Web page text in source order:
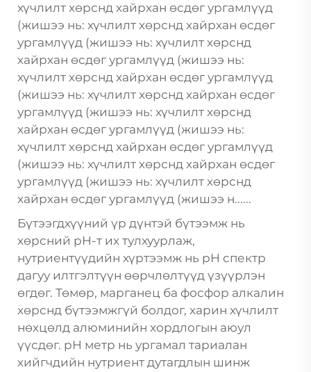
хүчлилт хөрснд хайрхан өсдөг ургамлүүд
(жишээ нь: хүчлилт хөрснд хайрхан өсдөг
ургамлүүд (жишээ нь: хүчлилт хөрснд
хайрхан өсдөг ургамлүүд (жишээ нь:
хүчлилт хөрснд хайрхан өсдөг ургамлүүд
(жишээ нь: хүчлилт хөрснд хайрхан өсдөг
ургамлүүд (жишээ нь: хүчлилт хөрснд
хайрхан өсдөг ургамлүүд (жишээ нь:
хүчлилт хөрснд хайрхан өсдөг ургамлүүд
(жишээ нь: хүчлилт хөрснд хайрхан өсдөг
ургамлүүд (жишээ нь: хүчлилт хөрснд
хайрхан өсдөг ургамлүүд (жишээ н......
Бүтээгдхүүний үр дүнтэй бүтээмж нь
хөрсний pH-т их тулхуурлаж,
нутриентүүдийн хүртээмж нь pH спектр
дагуу илтгэлтүүн өөрчлөлтүүд үзүүрлэн
өгдөг. Төмөр, марганец ба фосфор алкалин
хөрснд бүтээмжгүй болдог, харин хүчлилт
нөхцөлд алюминийн хордлогын аюул
үүсдөг. pH метр нь ургамал тариалан
хийгчдийн нутриент дутагдлын шинж